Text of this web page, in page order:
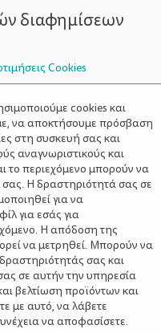
ΣΥΜΒΟΥΛΟΙ
διαφημίσεων
Cookies
cookies και
να αποκτήσουμε πρόσβαση
στη συσκευή σας και
αναγνωριστικούς και
το περιεχόμενο μπορούν να
Η δραστηριότητά σας σε
για να
για εσάς για
Η απόδοση της
να μετρηθεί. Μπορούν να
σας και
σε αυτήν την υπηρεσία
βελτίωση προϊόντων και
με αυτό, να λάβετε
να αποφασίσετε.